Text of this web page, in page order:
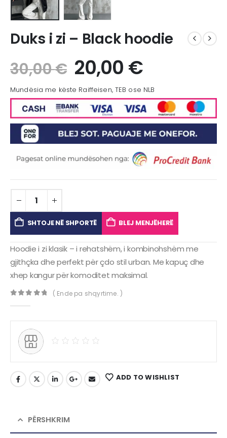
Duks i zi – Black hoodie
30,00€ 20,00 €
Mundësia me këste Raiffeisen, TEB ose NLB
SHTOJE NË SHPORTË BLEJ MENJËHERË
Hoodie i zi klasik – i rehatshëm, i kombinohshëm me
gjithçka dhe perfekt për çdo stil urban. Me kapuç dhe
xhep kangur për komoditet maksimal.
( Ende pa shqyrtime. )
ADD TO WISHLIST
PËRSHKRIM